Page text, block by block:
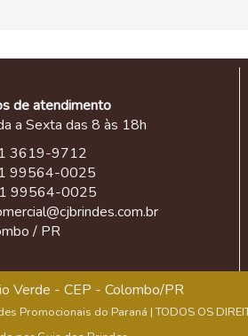
de atendimento
a Sexta das 8 às 18h
3619-9712
99564-0025
99564-0025
/ PR
Verde - CEP - Colombo/PR
do Paraná | TODOS OS